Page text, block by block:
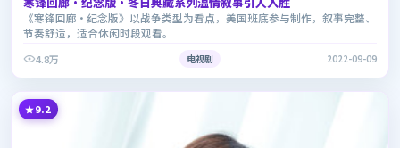
《寒锋回廊·纪念版》以战争类型为看点，美国班底参与制作，叙事完整、
节奏舒适，适合休闲时段观看。
4.8万
电视剧 2022-09-09
9.2